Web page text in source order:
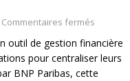
Commentaires fermés
outil de gestion financière
pour centraliser leurs
BNP Paribas, cette